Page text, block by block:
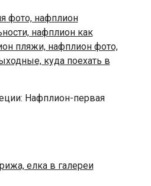
Нафплион-первая